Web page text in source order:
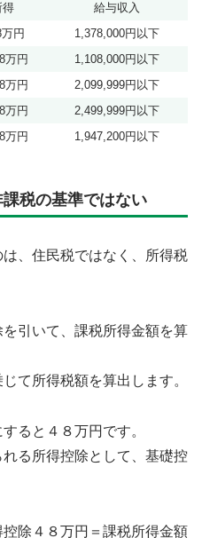
得
給与収入
円
1,378,000円以下
万円
1,108,000円以下
万円
2,099,999円以下
万円
2,499,999円以下
万円 1,947,200円以下
税の基準ではない
、住民税ではなく、所得税
引いて、課税所得金額を算
て所得税額を算出します。
ると４８万円です。
る所得控除として、基礎控
除４８万円＝課税所得金額